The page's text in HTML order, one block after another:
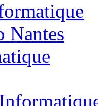
Nantes